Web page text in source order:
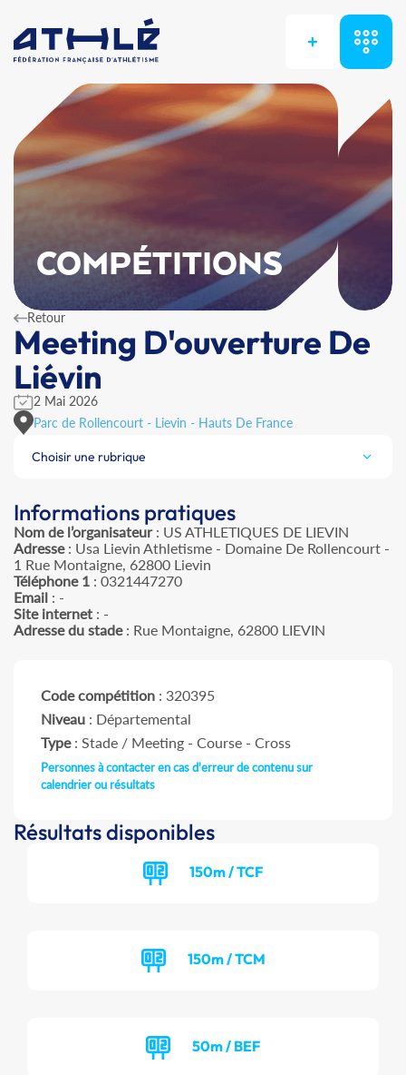
+
COMPÉTITIONS
Retour
Meeting D'ouverture De
Liévin
2 Mai 2026
Parc de Rollencourt - Lievin - Hauts De France
Choisir une rubrique
Informations pratiques
Nom de l’organisateur: US ATHLETIQUES DE LIEVIN
Adresse: Usa Lievin Athletisme - Domaine De Rollencourt -
1 Rue Montaigne, 62800 Lievin
Téléphone 1 : 0321447270
Email : -
Site internet : -
Adresse du stade: Rue Montaigne, 62800 LIEVIN
Code compétition : 320395
Niveau : Départemental
Type: Stade / Meeting - Course - Cross
Personnes à contacter en cas d'erreur de contenu sur
calendrier ou résultats
Résultats disponibles
150m / TCF
150m / TCM
50m / BEF